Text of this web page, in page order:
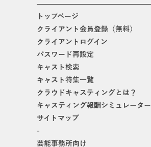
トップページ
クライアント会員登録（無料）
クライアントログイン
パスワード再設定
キャスト検索
キャスト特集一覧
クラウドキャスティングとは？
キャスティング報酬シミュレーター
サイトマップ
-
芸能事務所向け